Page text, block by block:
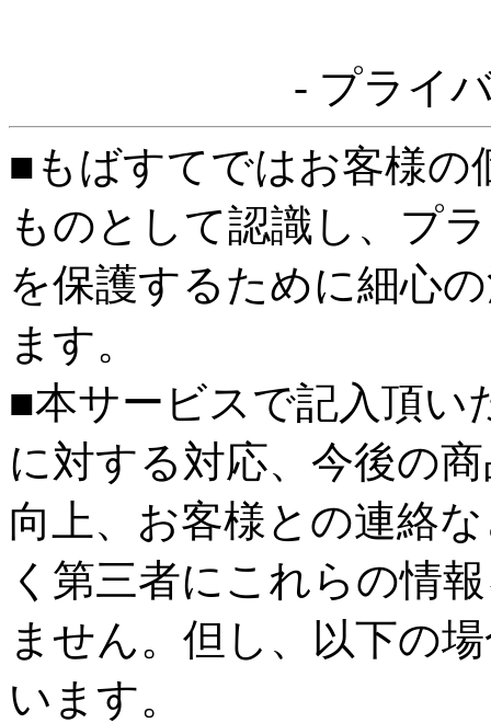
- プライ
■もばすてではお客様の
ものとして認識し、プ
を保護するために細心
ます。
■本サービスで記入頂い
に対する対応、今後の
向上、お客様との連絡
く第三者にこれらの情
ません。但し、以下の
います。